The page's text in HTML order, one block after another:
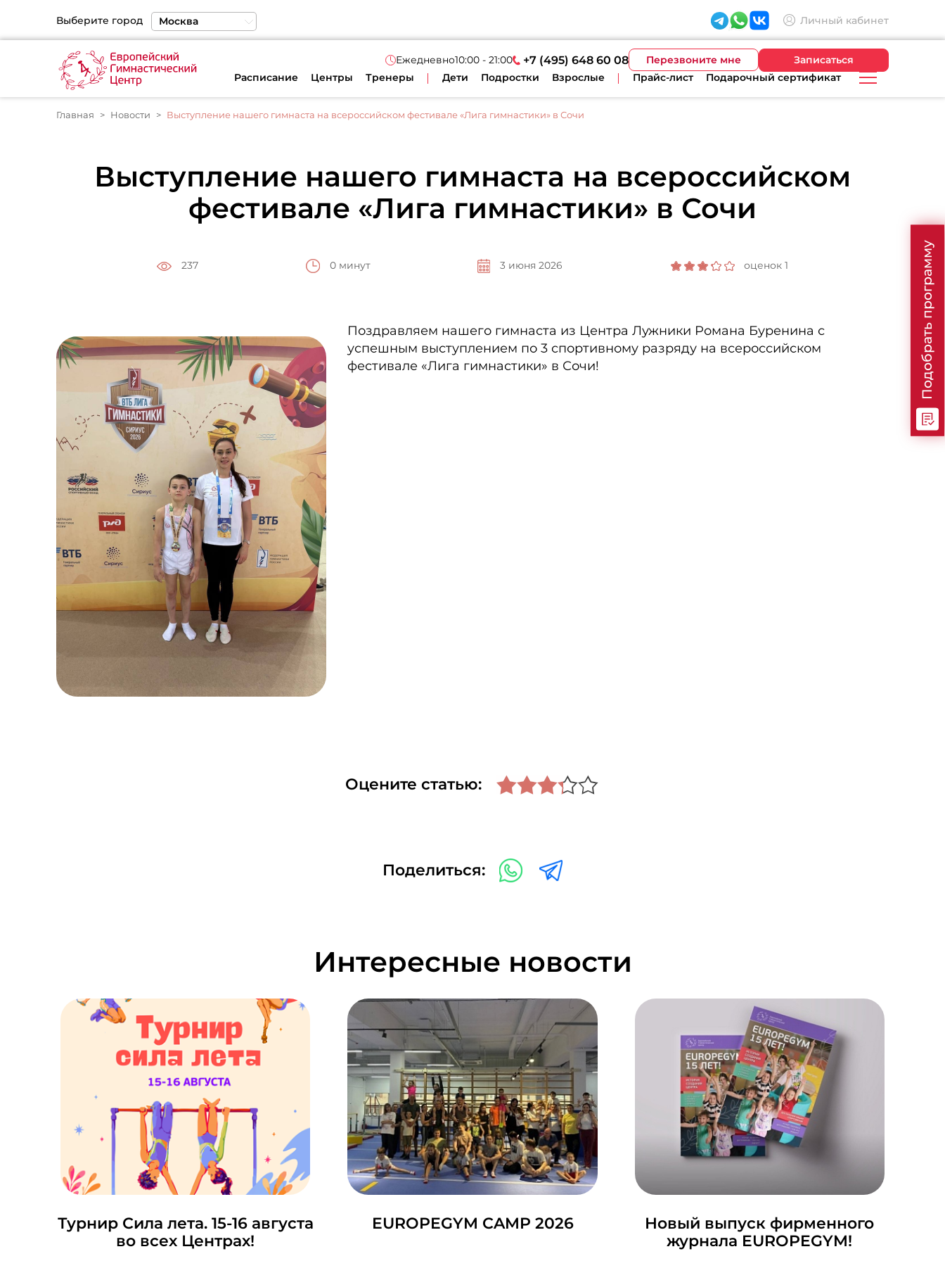
Подобрать программу
Выберите город
Москва
Санкт-Петербург
Екатеринбург
Личный кабинет
Ежедневно10:00 - 21:00 +7 (495) 648 60 08 Перезвоните мне
Записаться
Расписание
Центры Тренеры Дети Подростки Взрослые Прайс-лист Подарочный сертификат
Главная Новости Выступление нашего гимнаста на всероссийском фестивале «Лига гимнастики» в Сочи
Выступление нашего гимнаста на всероссийском
фестивале «Лига гимнастики» в Сочи
237 0 минут 3 июня 2026 оценок 1
Поздравляем нашего гимнаста из Центра Лужники Романа Буренина с
успешным выступлением по 3 спортивному разряду на всероссийском
фестивале «Лига гимнастики» в Сочи!
Оцените статью:
Поделиться:
Интересные новости
Турнир Сила лета. 15-16 августа
во всех Центрах!
EUROPEGYM CAMP 2026
Новый выпуск фирменного
журнала EUROPEGYM!